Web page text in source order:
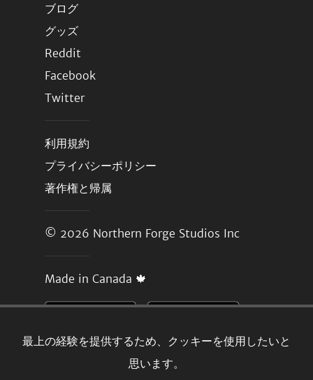
最上の経験を提供するため、クッキーを使用したいと
思います。
ブログ
グッズ
Reddit
Facebook
Twitter
利用規約
プライバシーポリシー
著作権と帰属
© 2026 Northern Forge Studios Inc
Made in Canada 🍁